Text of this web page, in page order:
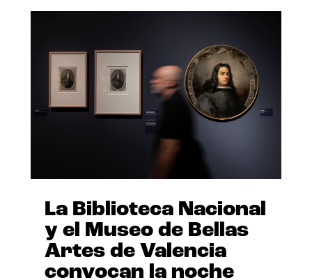
La Biblioteca Nacional
y el Museo de Bellas
Artes de Valencia
convocan la noche